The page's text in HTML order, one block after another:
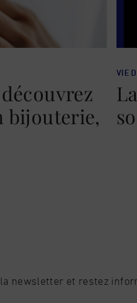
bijouterie,
VIE
newsletter et restez